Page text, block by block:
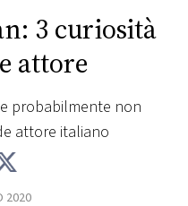
3 curiosità
attore
probabilmente non
attore italiano
2020